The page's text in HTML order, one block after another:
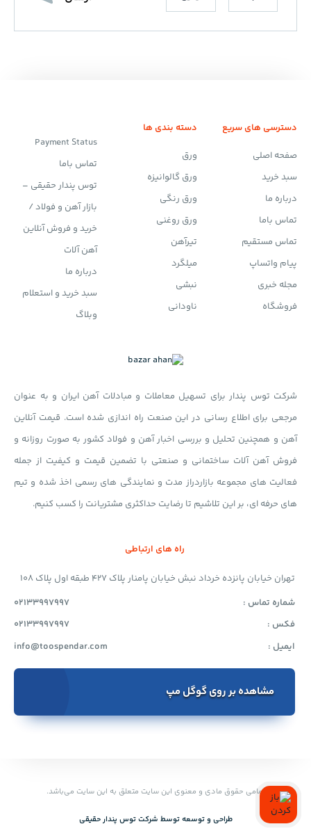
دسترسی های سریع
صفحه اصلی
سبد خرید
درباره ما
تماس باما
تماس مستقیم
پیام واتساپ
مجله خبری
فروشگاه
دسته بندی ها
ورق
ورق گالوانیزه
ورق رنگی
ورق روغنی
تیرآهن
میلگرد
نبشی
ناودانی
Payment Status
تماس باما
توس پندار حقیقی –
بازار آهن و فولاد /
خرید و فروش آنلاین
آهن آلات
درباره ما
سبد خرید و استعلام
وبلاگ
شرکت توس پندار برای تسهیل معاملات و مبادلات آهن ایران و به عنوان
مرجعی برای اطلاع رسانی در این صنعت راه اندازی شده است. قیمت آنلاین
آهن و همچنین تحلیل و بررسی اخبار آهن و فولاد کشور به صورت روزانه و
فروش آهن آلات ساختمانی و صنعتی با تضمین قیمت و کیفیت از جمله
فعالیت های مجموعه بازاردراز مدت و نمایندگی های رسمی اخذ شده و تیم
های حرفه ای، بر این تلاشیم تا رضایت حداکثری مشتریانت را کسب کنیم.
راه های ارتباطی
تهران خیابان پانزده خرداد نبش خیابان پامنار پلاک 427 طبقه اول پلاک 108
شماره تماس :
02133997997
فکس :
02133997997
ایمیل :
info@toospendar.com
مشاهده بر روی گوگل مپ
تمامی حقوق مادی و معنوی این سایت متعلق به این سایت می‌باشد.
طراحی و توسعه توسط‌ شرکت توس پندار حقیقی